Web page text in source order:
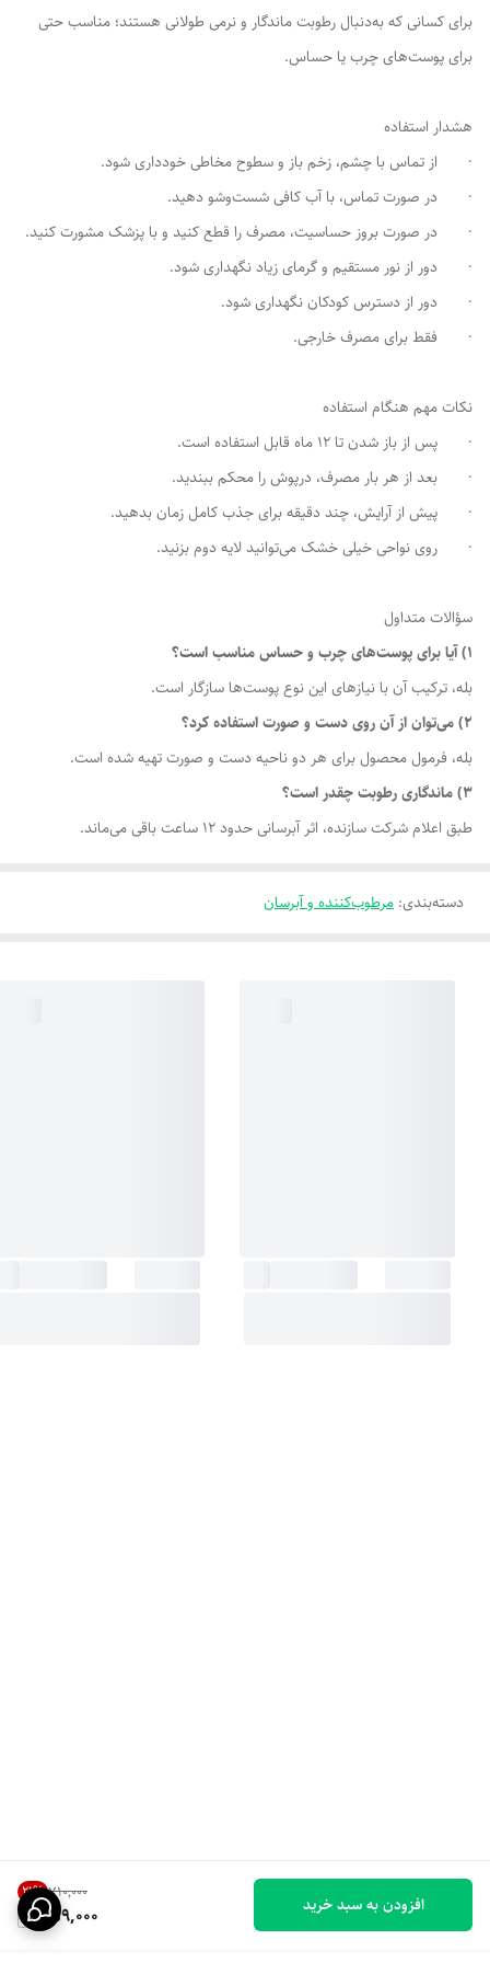
۷۱۰٬۰۰۰ 21%
559,000 افزودن به سبد خرید
برای کسانی که به‌دنبال رطوبت ماندگار و نرمی طولانی هستند؛ مناسب حتی
برای پوست‌های چرب یا حساس.
هشدار استفاده
· از تماس با چشم، زخم باز و سطوح مخاطی خودداری شود.
· در صورت تماس، با آب کافی شست‌وشو دهید.
· در صورت بروز حساسیت، مصرف را قطع کنید و با پزشک مشورت کنید.
· دور از نور مستقیم و گرمای زیاد نگهداری شود.
· دور از دسترس کودکان نگهداری شود.
· فقط برای مصرف خارجی.
نکات مهم هنگام استفاده
· پس از باز شدن تا 12 ماه قابل استفاده است.
· بعد از هر بار مصرف، درپوش را محکم ببندید.
· پیش از آرایش، چند دقیقه برای جذب کامل زمان بدهید.
· روی نواحی خیلی خشک می‌توانید لایه دوم بزنید.
سؤالات متداول
1) آیا برای پوست‌های چرب و حساس مناسب است؟
بله، ترکیب آن با نیازهای این نوع پوست‌ها سازگار است.
2) می‌توان از آن روی دست و صورت استفاده کرد؟
بله، فرمول محصول برای هر دو ناحیه دست و صورت تهیه شده است.
3) ماندگاری رطوبت چقدر است؟
طبق اعلام شرکت سازنده، اثر آبرسانی حدود 12 ساعت باقی می‌ماند.
دسته‌بندی: مرطوب‌کننده و آبرسان